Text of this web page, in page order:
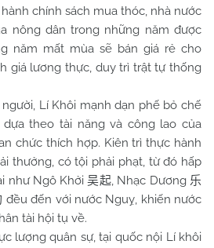
chính sách mua thóc, nhà nước
nông dân trong những năm được
năm mất mùa sẽ bán giá rẻ cho
giá lương thực, duy trì trật tự thống
Lí Khôi mạnh dạn phế bỏ chế
theo tài năng và công lao của
chức thích hợp. Kiên trì thực hành
thưởng, có tội phải phạt, từ đó hấp
như Ngô Khởi吴起, Nhạc Dương 乐
đều đến với nước Nguỵ, khiến nước
tài hội tụ về.
quân sự, tại quốc nội Lí khôi